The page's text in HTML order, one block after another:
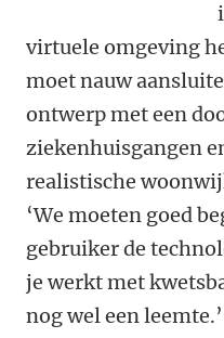
virtuele omgeving
moet nauw
ontwerp met een
ziekenhuisgangen
realistische
‘We moeten goed
gebruiker de
je werkt met
nog wel een leemte.’